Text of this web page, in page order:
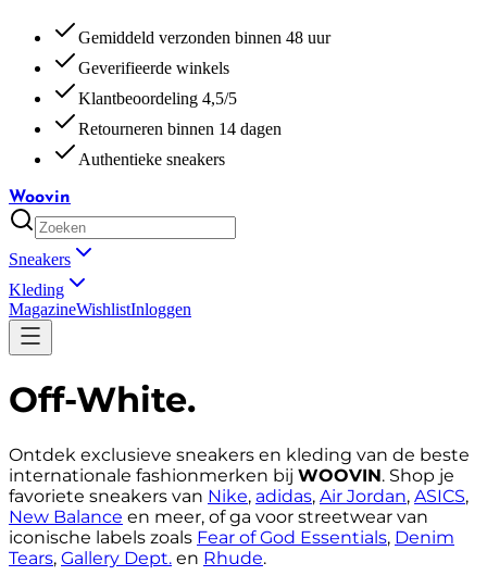
Gemiddeld verzonden binnen 48 uur
Geverifieerde winkels
Klantbeoordeling 4,5/5
Retourneren binnen 14 dagen
Authentieke sneakers
Woovin
Sneakers
Kleding
MagazineWishlistInloggen
Off-White.
Ontdek exclusieve sneakers en kleding van de beste
internationale fashionmerken bij WOOVIN. Shop je
favoriete sneakers van Nike, adidas, Air Jordan, ASICS,
New Balance en meer, of ga voor streetwear van
iconische labels zoals Fear of God Essentials, Denim
Tears, Gallery Dept. en Rhude.